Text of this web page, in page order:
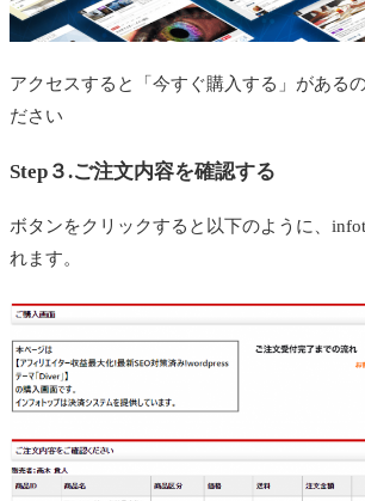
アクセスすると「今すぐ購入する」がある
ださい
Step３.ご注文内容を確認する
ボタンをクリックすると以下のように、
れます。